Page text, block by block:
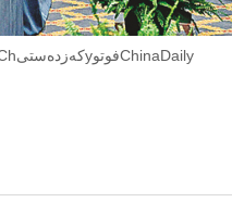
سالليۆان مەن ياڭ جمەنى كەياڭەستجيەشىتو: ChكەزدەستىyفوتوChinaDaily